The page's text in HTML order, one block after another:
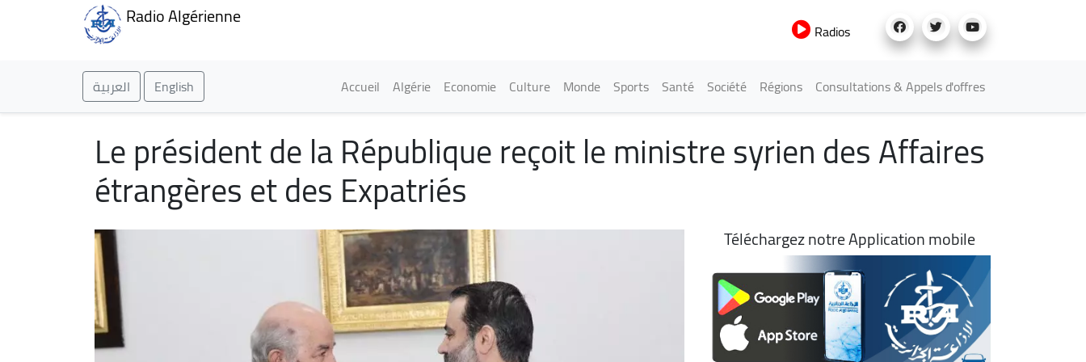
Radio Algérienne
Radios
العربية English Main navigation
Accueil Algérie Economie Culture Monde Sports Santé Société Régions Consultations & Appels d'offres
Le président de la République reçoit le ministre syrien des Affaires
étrangères et des Expatriés
Téléchargez notre Application mobile